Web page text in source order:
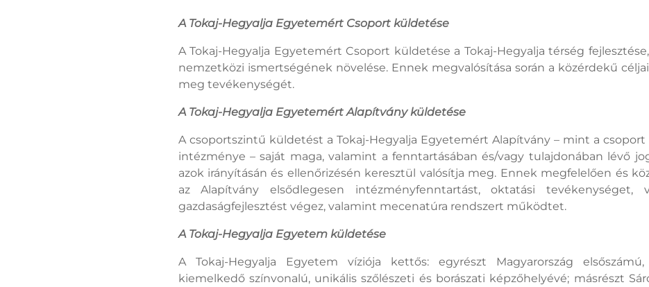
A Tokaj-Hegyalja Egyetemért Csoport küldetése
A Tokaj-Hegyalja Egyetemért Csoport küldetése a Tokaj-Hegyalja térség
nemzetközi ismertségének növelése. Ennek megvalósítása során a közérdekű
meg tevékenységét.
A Tokaj-Hegyalja Egyetemért Alapítvány küldetése
A csoportszintű küldetést a Tokaj-Hegyalja Egyetemért Alapítvány – mint a
intézménye – saját maga, valamint a fenntartásában és/vagy tulajdonában lévő
azok irányításán és ellenőrizésén keresztül valósítja meg. Ennek megfelelően és
az Alapítvány elsődlegesen intézményfenntartást, oktatási tevékenységet,
gazdaságfejlesztést végez, valamint mecenatúra rendszert működtet.
A Tokaj-Hegyalja Egyetem küldetése
A Tokaj-Hegyalja Egyetem víziója kettős: egyrészt Magyarország
kiemelkedő színvonalú, unikális szőlészeti és borászati képzőhelyévé; másrészt